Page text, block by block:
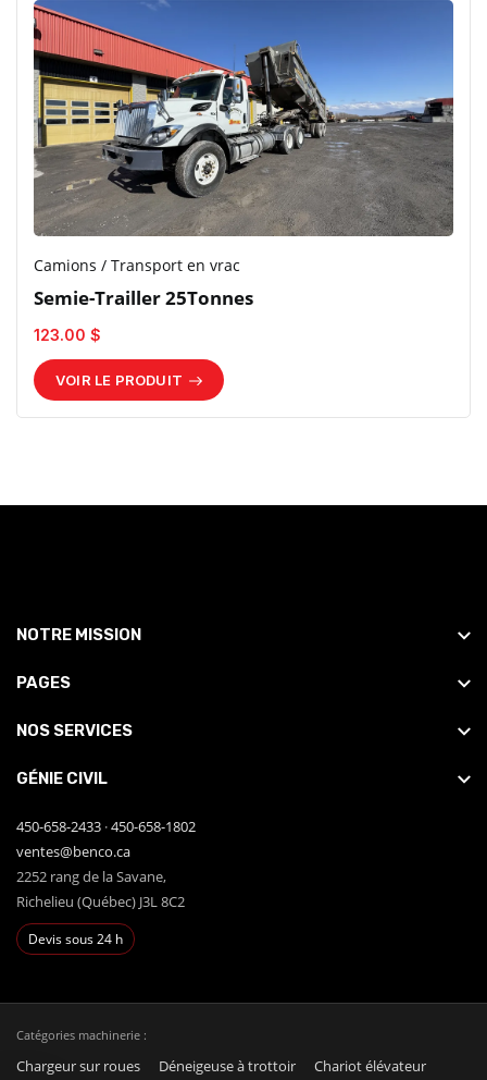
Camions / Transport en vrac
Semie-Trailler 25Tonnes
123.00 $
VOIR LE PRODUIT
NOTRE MISSION
PAGES
NOS SERVICES
GÉNIE CIVIL
450-658-2433 ·450-658-1802
ventes@benco.ca
2252 rang de la Savane,
Richelieu (Québec) J3L 8C2
Devis sous 24 h
Catégories machinerie :
Chargeur sur roues Déneigeuse à trottoir
Chariot élévateur